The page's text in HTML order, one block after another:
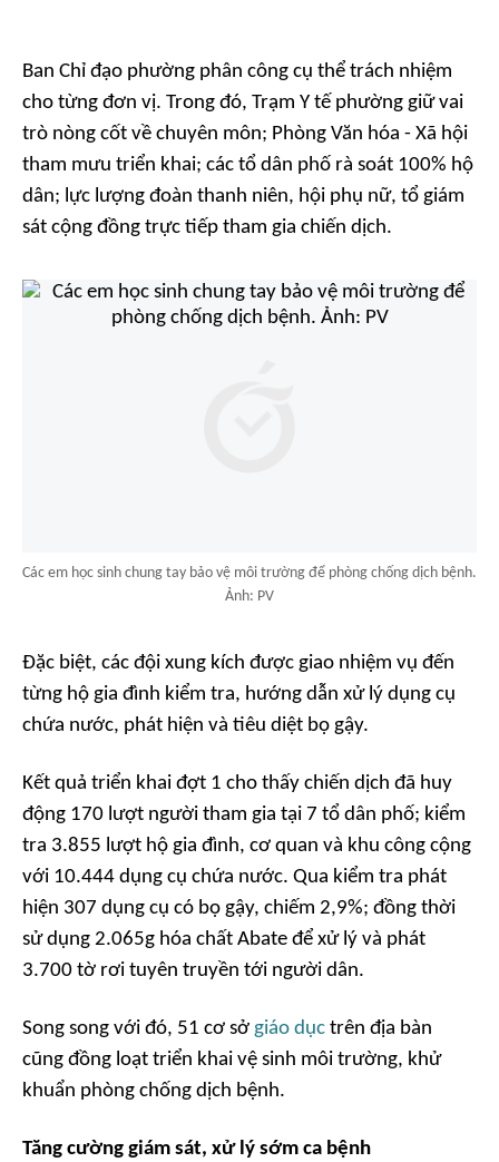
Ban Chỉ đạo phường phân công cụ thể trách nhiệm
cho từng đơn vị. Trong đó, Trạm Y tế phường giữ vai
trò nòng cốt về chuyên môn; Phòng Văn hóa - Xã hội
tham mưu triển khai; các tổ dân phố rà soát 100% hộ
dân; lực lượng đoàn thanh niên, hội phụ nữ, tổ giám
sát cộng đồng trực tiếp tham gia chiến dịch.
Các em học sinh chung tay bảo vệ môi trường để phòng chống dịch bệnh.
Ảnh: PV
Đặc biệt, các đội xung kích được giao nhiệm vụ đến
từng hộ gia đình kiểm tra, hướng dẫn xử lý dụng cụ
chứa nước, phát hiện và tiêu diệt bọ gậy.
Kết quả triển khai đợt 1 cho thấy chiến dịch đã huy
động 170 lượt người tham gia tại 7 tổ dân phố; kiểm
tra 3.855 lượt hộ gia đình, cơ quan và khu công cộng
với 10.444 dụng cụ chứa nước. Qua kiểm tra phát
hiện 307 dụng cụ có bọ gậy, chiếm 2,9%; đồng thời
sử dụng 2.065g hóa chất Abate để xử lý và phát
3.700 tờ rơi tuyên truyền tới người dân.
Song song với đó, 51 cơ sở giáo dục trên địa bàn
cũng đồng loạt triển khai vệ sinh môi trường, khử
khuẩn phòng chống dịch bệnh.
Tăng cường giám sát, xử lý sớm ca bệnh